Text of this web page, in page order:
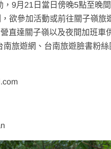
9月21日當日傍晚5點至晚
欲參加活動或前往關子嶺旅
直達關子嶺以及夜間加班車
旅遊網、台南旅遊臉書粉